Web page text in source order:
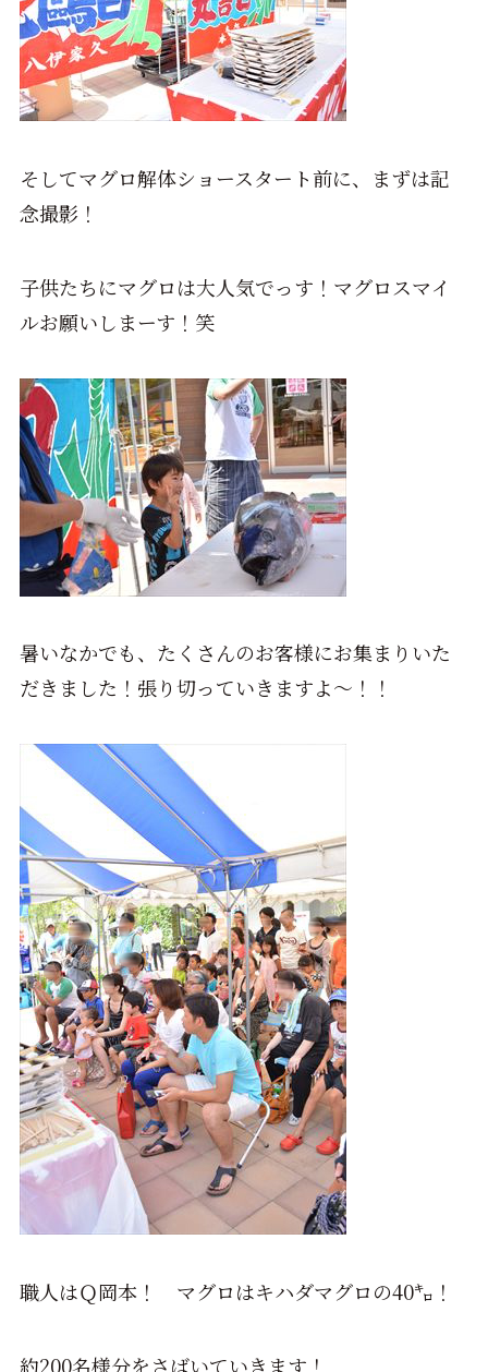
そしてマグロ解体ショースタート前に、まずは記
念撮影！
子供たちにマグロは大人気でっす！マグロスマイ
ルお願いしまーす！笑
暑いなかでも、たくさんのお客様にお集まりいた
だきました！張り切っていきますよ～！！
職人はＱ岡本！ マグロはキハダマグロの40㌔！
約200名様分をさばいていきます！